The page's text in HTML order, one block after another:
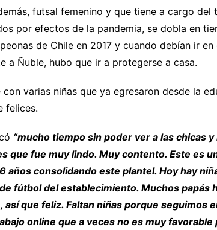
futsal femenino y que tiene a cargo del
por efectos de la pandemia, se dobla en
de Chile en 2017 y cuando debían ir
a Ñuble, hubo que ir a protegerse a casa.
varias niñas que ya egresaron desde la
felices.
“mucho tiempo sin poder ver a las chicas
que fue muy lindo. Muy contento. Este es
años consolidando este plantel. Hoy hay
fútbol del establecimiento. Muchos papás
que feliz. Faltan niñas porque seguimos
online que a veces no es muy favorable